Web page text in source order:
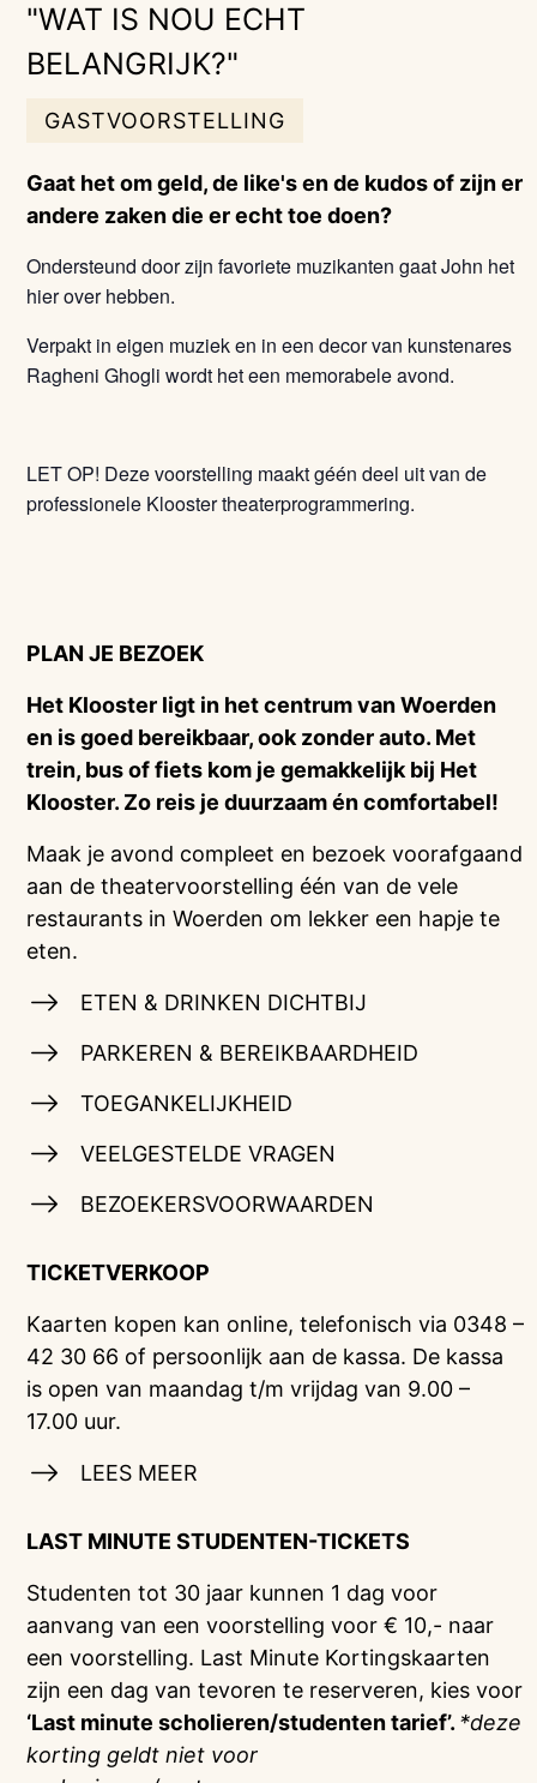
"WAT IS NOU ECHT
BELANGRIJK?"
GASTVOORSTELLING
Gaat het om geld, de like's en de kudos of zijn er
andere zaken die er echt toe doen?
Ondersteund door zijn favoriete muzikanten gaat John het
hier over hebben.
Verpakt in eigen muziek en in een decor van kunstenares
Ragheni Ghogli wordt het een memorabele avond.
LET OP! Deze voorstelling maakt géén deel uit van de
professionele Klooster theaterprogrammering.
PLAN JE BEZOEK
Het Klooster ligt in het centrum van Woerden
en is goed bereikbaar, ook zonder auto. Met
trein, bus of fiets kom je gemakkelijk bij Het
Klooster. Zo reis je duurzaam én comfortabel!
Maak je avond compleet en bezoek voorafgaand
aan de theatervoorstelling één van de vele
restaurants in Woerden om lekker een hapje te
eten.
ETEN & DRINKEN DICHTBIJ
PARKEREN & BEREIKBAARDHEID
TOEGANKELIJKHEID
VEELGESTELDE VRAGEN
BEZOEKERSVOORWAARDEN
TICKETVERKOOP
Kaarten kopen kan online, telefonisch via 0348 –
42 30 66 of persoonlijk aan de kassa. De kassa
is open van maandag t/m vrijdag van 9.00 –
17.00 uur.
LEES MEER
LAST MINUTE STUDENTEN-TICKETS
Studenten tot 30 jaar kunnen 1 dag voor
aanvang van een voorstelling voor € 10,- naar
een voorstelling. Last Minute Kortingskaarten
zijn een dag van tevoren te reserveren, kies voor
‘Last minute scholieren/studenten tarief’. *deze
korting geldt niet voor